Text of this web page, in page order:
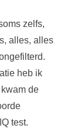
zelfs,
alles, alles
heb ik
de
test.